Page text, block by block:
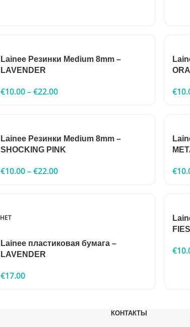
Lainee Резинки Medium 8mm –
LAVENDER
€10.00–€22.00 €
Lainee Резинки Medium 8mm –
SHOCKING PINK
€10.00–€22.00 €
НЕТ
Lainee пластиковая бумага –
LAVENDER
€17.00
€
КОНТАКТЫ